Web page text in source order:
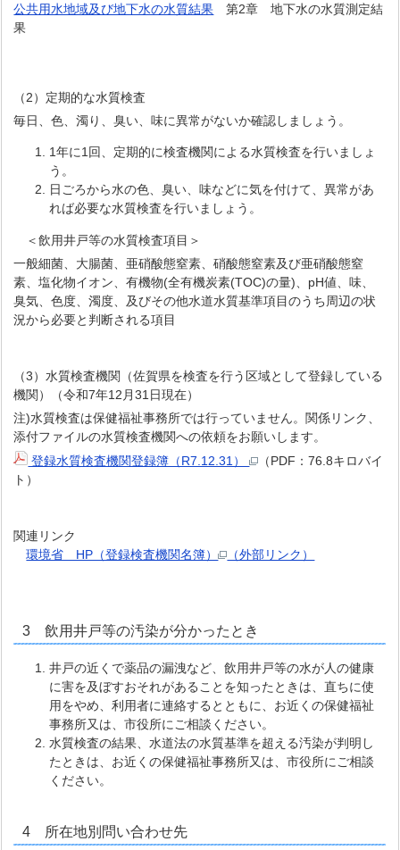
公共用水地域及び地下水の水質結果 第2章 地下水の水質測定結
果
（2）定期的な水質検査
毎日、色、濁り、臭い、味に異常がないか確認しましょう。
1年に1回、定期的に検査機関による水質検査を行いましょ
う。
日ごろから水の色、臭い、味などに気を付けて、異常があ
れば必要な水質検査を行いましょう。
＜飲用井戸等の水質検査項目＞
一般細菌、大腸菌、亜硝酸態窒素、硝酸態窒素及び亜硝酸態窒
素、塩化物イオン、有機物(全有機炭素(TOC)の量)、pH値、味、
臭気、色度、濁度、及びその他水道水質基準項目のうち周辺の状
況から必要と判断される項目
（3）水質検査機関（佐賀県を検査を行う区域として登録している
機関）（令和7年12月31日現在）
注)水質検査は保健福祉事務所では行っていません。関係リンク、
添付ファイルの水質検査機関への依頼をお願いします。
登録水質検査機関登録簿（R7.12.31）
（PDF：76.8キロバイ
ト）
関連リンク
環境省 HP（登録検査機関名簿）
（外部リンク）
3 飲用井戸等の汚染が分かったとき
井戸の近くで薬品の漏洩など、飲用井戸等の水が人の健康
に害を及ぼすおそれがあることを知ったときは、直ちに使
用をやめ、利用者に連絡するとともに、お近くの保健福祉
事務所又は、市役所にご相談ください。
水質検査の結果、水道法の水質基準を超える汚染が判明し
たときは、お近くの保健福祉事務所又は、市役所にご相談
ください。
4 所在地別問い合わせ先